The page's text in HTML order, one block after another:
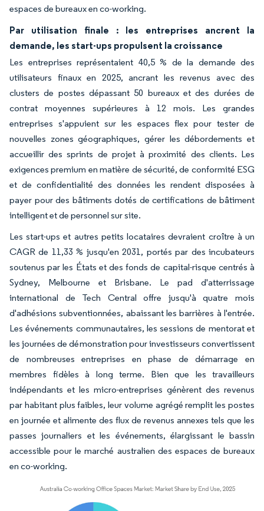
espaces de bureaux en co-working.
Par utilisation finale : les entreprises ancrent la
demande, les start-ups propulsent la croissance
Les entreprises représentaient 40,5 % de la demande des
utilisateurs finaux en 2025, ancrant les revenus avec des
clusters de postes dépassant 50 bureaux et des durées de
contrat moyennes supérieures à 12 mois. Les grandes
entreprises s'appuient sur les espaces flex pour tester de
nouvelles zones géographiques, gérer les débordements et
accueillir des sprints de projet à proximité des clients. Les
exigences premium en matière de sécurité, de conformité ESG
et de confidentialité des données les rendent disposées à
payer pour des bâtiments dotés de certifications de bâtiment
intelligent et de personnel sur site.
Les start-ups et autres petits locataires devraient croître à un
CAGR de 11,33 % jusqu'en 2031, portés par des incubateurs
soutenus par les États et des fonds de capital-risque centrés à
Sydney, Melbourne et Brisbane. Le pad d'atterrissage
international de Tech Central offre jusqu'à quatre mois
d'adhésions subventionnées, abaissant les barrières à l'entrée.
Les événements communautaires, les sessions de mentorat et
les journées de démonstration pour investisseurs convertissent
de nombreuses entreprises en phase de démarrage en
membres fidèles à long terme. Bien que les travailleurs
indépendants et les micro-entreprises génèrent des revenus
par habitant plus faibles, leur volume agrégé remplit les postes
en journée et alimente des flux de revenus annexes tels que les
passes journaliers et les événements, élargissant le bassin
accessible pour le marché australien des espaces de bureaux
en co-working.